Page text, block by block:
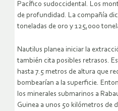
Pacífico sudoccidental. Los
de profundidad. La compañía
toneladas de oro y 125,000
Nautilus planea iniciar la
también cita posibles retrasos.
hasta 7.5 metros de altura que
bombearían a la superficie.
los minerales submarinos a
Guinea a unos 50 kilómetros de